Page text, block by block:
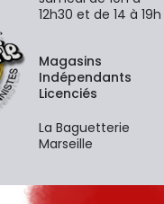
12h30 et de 14 à 19h
Magasins
Indépendants
Licenciés
La Baguetterie
Marseille